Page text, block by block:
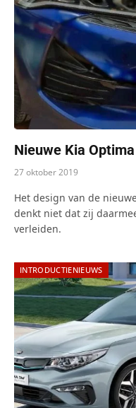
Nieuwe Kia
27 oktober 2019
Het design van de
denkt niet dat zij
verleiden.
INTRODUCTIENIEUWS